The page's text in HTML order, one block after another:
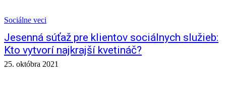
Sociálne veci
Jesenná súťaž pre klientov sociálnych služieb:
Kto vytvorí najkrajší kvetináč?
25. októbra 2021